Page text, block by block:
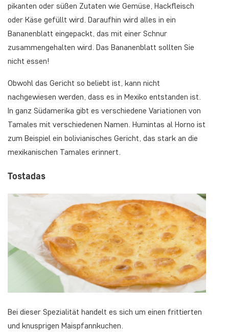
pikanten oder süßen Zutaten wie Gemüse, Hackfleisch
oder Käse gefüllt wird. Daraufhin wird alles in ein
Bananenblatt eingepackt, das mit einer Schnur
zusammengehalten wird. Das Bananenblatt sollten Sie
nicht essen!
Obwohl das Gericht so beliebt ist, kann nicht
nachgewiesen werden, dass es in Mexiko entstanden ist.
In ganz Südamerika gibt es verschiedene Variationen von
Tamales mit verschiedenen Namen. Humintas al Horno ist
zum Beispiel ein bolivianisches Gericht, das stark an die
mexikanischen Tamales erinnert.
Tostadas
Bei dieser Spezialität handelt es sich um einen frittierten
und knusprigen Maispfannkuchen.